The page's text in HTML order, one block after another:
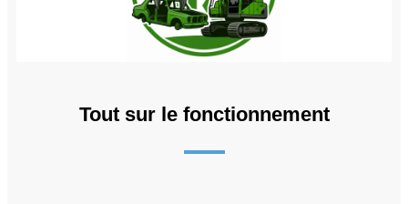
Tout sur le fonctionnement